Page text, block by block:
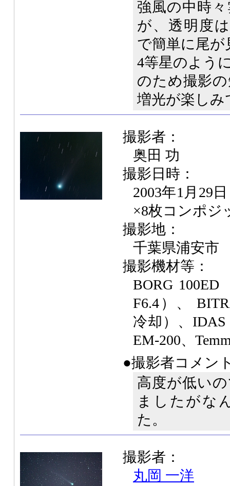
強風の中時
が、透明度
で簡単に尾が
4等星のよう
のため撮影
増光が楽しみ
撮影者：
奥田 功
撮影日時：
2003年1月29
×8枚コンポジ
撮影地：
千葉県浦安市
撮影機材等：
BORG 100ED
F6.4）、
冷却）、
EM-200、
●撮影者コメン
高度が低い
ましたがな
た。
撮影者：
丸岡 一洋